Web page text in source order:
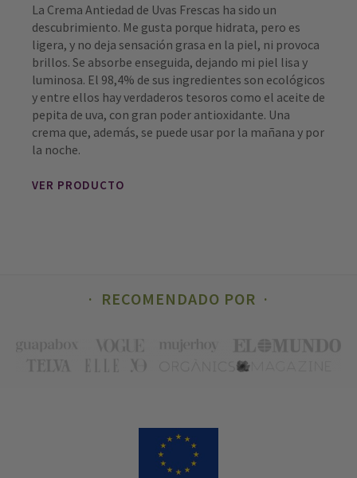
La Crema Antiedad de Uvas Frescas ha sido un
descubrimiento. Me gusta porque hidrata, pero es
ligera, y no deja sensación grasa en la piel, ni provoca
brillos. Se absorbe enseguida, dejando mi piel lisa y
luminosa. El 98,4% de sus ingredientes son ecológicos
y entre ellos hay verdaderos tesoros como el aceite de
pepita de uva, con gran poder antioxidante. Una
crema que, además, se puede usar por la mañana y por
la noche.
VER PRODUCTO
RECOMENDADO POR